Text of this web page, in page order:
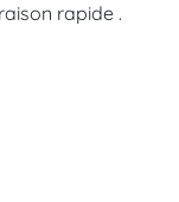
rapide .